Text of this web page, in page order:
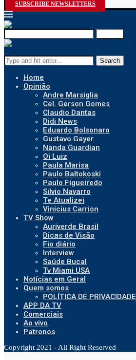
SUBSCRIBE NEWSLETTERS
Search
Home
Opinião
Andre Marsiglia
Cel. Gerson Gomes
Claudio Dantas
Didi News
Eduardo Bolsonaro
Gustavo Gayer
Nanda Guardian
Oi Luiz
Paula Marisa
Paulo Baltokoski
Paulo Figueiredo
Silvio Navarro
Te Atualizei
Vinicius Carrion
TV Show
Auriverde Brasil
Dicas de Visão
Fio diário
Interview
Saúde Bucal
Tv Miami USA
Notícias em Geral
Quem somos
POLÍTICA DE PRIVACIDADE
APP DA TV
Comerciais
Ao vivo
Patronos
Copyright 2021 - All Right Reserved